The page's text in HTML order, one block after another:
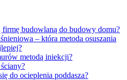
firmę budowlaną do budowy domu?
– która metoda osuszania
metodą iniekcji?
do ocieplenia poddasza?